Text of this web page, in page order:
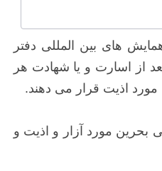
های بین المللی دفتر
از اسارت و یا شهادت هر
مورد اذیت قرار می دهند.
بحرین مورد آزار و اذیت و